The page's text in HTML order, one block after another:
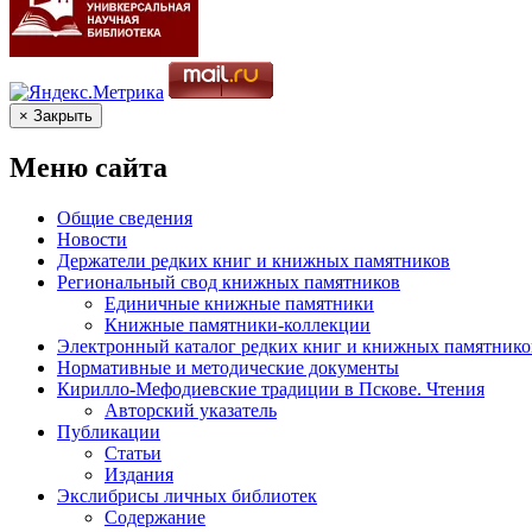
× Закрыть
Меню сайта
Общие сведения
Новости
Держатели редких книг и книжных памятников
Региональный свод книжных памятников
Единичные книжные памятники
Книжные памятники-коллекции
Электронный каталог редких книг и книжных
Нормативные и методические документы
Кирилло-Мефодиевские традиции в Пскове. Чтения
Авторский указатель
Публикации
Статьи
Издания
Экслибрисы личных библиотек
Содержание